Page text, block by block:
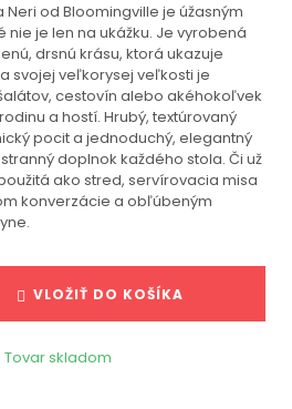
od Bloomingville je úžasným
je len na ukážku. Je vyrobená
drsnú krásu, ktorá ukazuje
svojej veľkorysej veľkosti je
cestovín alebo akéhokoľvek
a hostí. Hrubý, textúrovaný
pocit a jednoduchý, elegantný
doplnok každého stola. Či už
ako stred, servírovacia misa
konverzácie a obľúbeným
VLOŽIŤ DO KOŠÍKA
Tovar skladom